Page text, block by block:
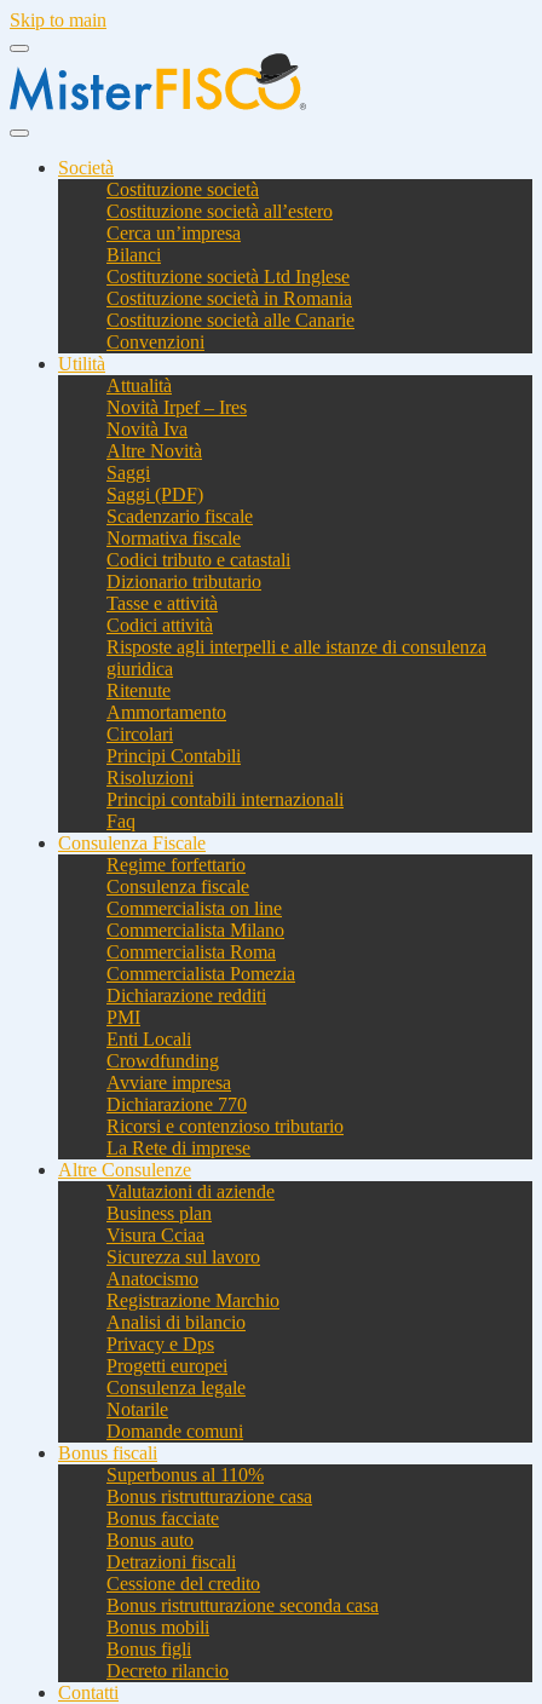
Skip to main
Società
Costituzione società
Costituzione società all’estero
Cerca un’impresa
Bilanci
Costituzione società Ltd Inglese
Costituzione società in Romania
Costituzione società alle Canarie
Convenzioni
Utilità
Attualità
Novità Irpef – Ires
Novità Iva
Altre Novità
Saggi
Saggi (PDF)
Scadenzario fiscale
Normativa fiscale
Codici tributo e catastali
Dizionario tributario
Tasse e attività
Codici attività
Risposte agli interpelli e alle istanze di consulenza
giuridica
Ritenute
Ammortamento
Circolari
Principi Contabili
Risoluzioni
Principi contabili internazionali
Faq
Consulenza Fiscale
Regime forfettario
Consulenza fiscale
Commercialista on line
Commercialista Milano
Commercialista Roma
Commercialista Pomezia
Dichiarazione redditi
PMI
Enti Locali
Crowdfunding
Avviare impresa
Dichiarazione 770
Ricorsi e contenzioso tributario
La Rete di imprese
Altre Consulenze
Valutazioni di aziende
Business plan
Visura Cciaa
Sicurezza sul lavoro
Anatocismo
Registrazione Marchio
Analisi di bilancio
Privacy e Dps
Progetti europei
Consulenza legale
Notarile
Domande comuni
Bonus fiscali
Superbonus al 110%
Bonus ristrutturazione casa
Bonus facciate
Bonus auto
Detrazioni fiscali
Cessione del credito
Bonus ristrutturazione seconda casa
Bonus mobili
Bonus figli
Decreto rilancio
Contatti